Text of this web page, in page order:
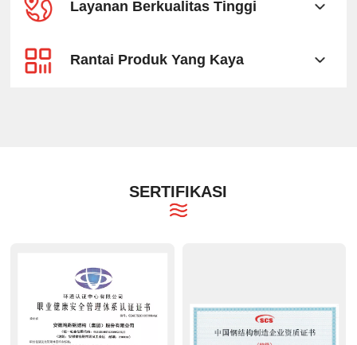
Layanan Berkualitas Tinggi
Rantai Produk Yang Kaya
SERTIFIKASI